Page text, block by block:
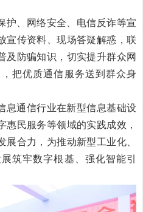
护、网络安全、电信反诈等宣
宣传资料、现场答疑解惑，联
及防骗知识，切实提升群众网
把优质通信服务送到群众身
息通信行业在新型信息基础设
民服务等领域的实践成效，
合力，为推动新型工业化、
筑牢数字根基、强化智能引